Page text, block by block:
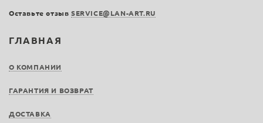
ГЛАВНАЯ
О КОМПАНИИ
ГАРАНТИЯ И ВОЗВРАТ
ДОСТАВКА
Оставьте отзыв SERVICE@LAN-ART.RU